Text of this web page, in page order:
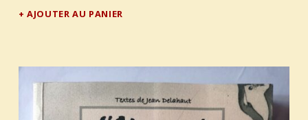
AJOUTER AU PANIER